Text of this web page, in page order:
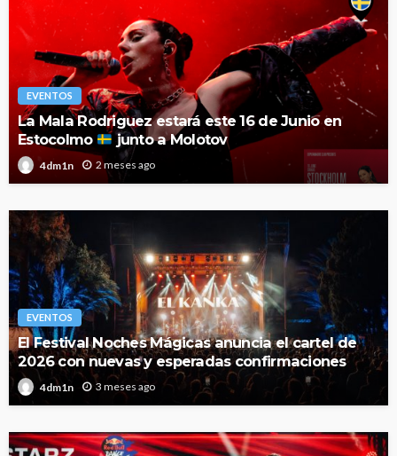
EVENTOS
La Mala Rodriguez estará este 16 de Junio en
Estocolmo
junto a Molotov
4dm1n 2 meses ago
EVENTOS
El Festival Noches Mágicas anuncia el cartel de
2026 con nuevas y esperadas confirmaciones
4dm1n 3 meses ago